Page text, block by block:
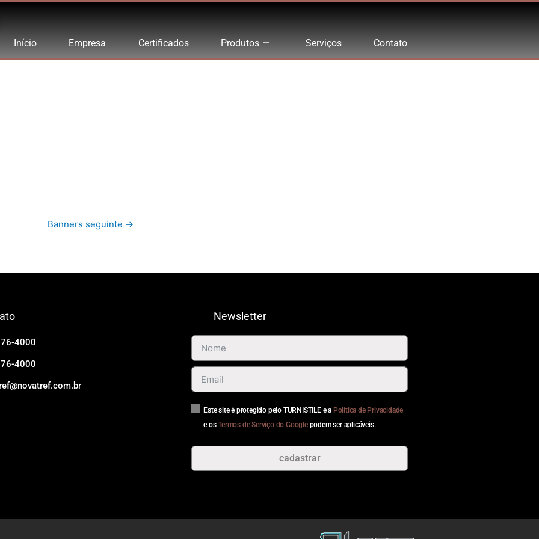
Início Empresa Certificados Produtos Serviços Contato
Banners seguinte →
4000
4000
Newsletter
Este site é protegido pelo TURNISTILE e a Política de Privacidade
e osTermos de Serviço do Googlepodem ser aplicáveis.
cadastrar